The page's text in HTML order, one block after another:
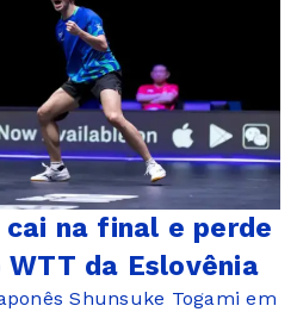
cai na final e perde
da Eslovênia
Shunsuke Togami em